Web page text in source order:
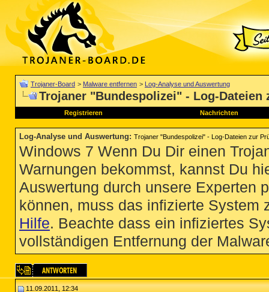
Trojaner-Board > Malware entfernen > Log-Analyse und Auswertung
Trojaner "Bundespolizei" - Log-Dateien
Registrieren Nachrichten
Log-Analyse und Auswertung: Trojaner "Bundespolizei" - Log-Dateien zur
Windows 7 Wenn Du Dir einen
Warnungen bekommst, kannst Du
Auswertung durch unsere Experten
können, muss das infizierte System
Hilfe. Beachte dass ein infiziertes
vollständigen Entfernung der
11.09.2011, 12:34